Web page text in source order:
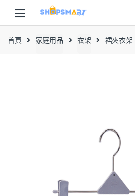
navigation
content
首頁 家庭用品 衣架 裙夾衣架